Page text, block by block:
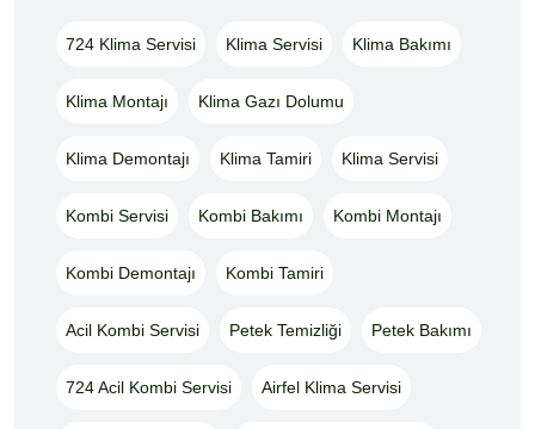
724 Klima Servisi Klima Servisi Klima Bakımı
Klima Montajı Klima Gazı Dolumu
Klima Demontajı Klima Tamiri Klima Servisi
Kombi Servisi Kombi Bakımı Kombi Montajı
Kombi Demontajı Kombi Tamiri
Acil Kombi Servisi Petek Temizliği Petek Bakımı
724 Acil Kombi Servisi Airfel Klima Servisi